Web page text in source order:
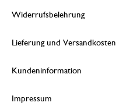
Widerrufsbelehrung
Lieferung und Versandkosten
Kundeninformation
Impressum